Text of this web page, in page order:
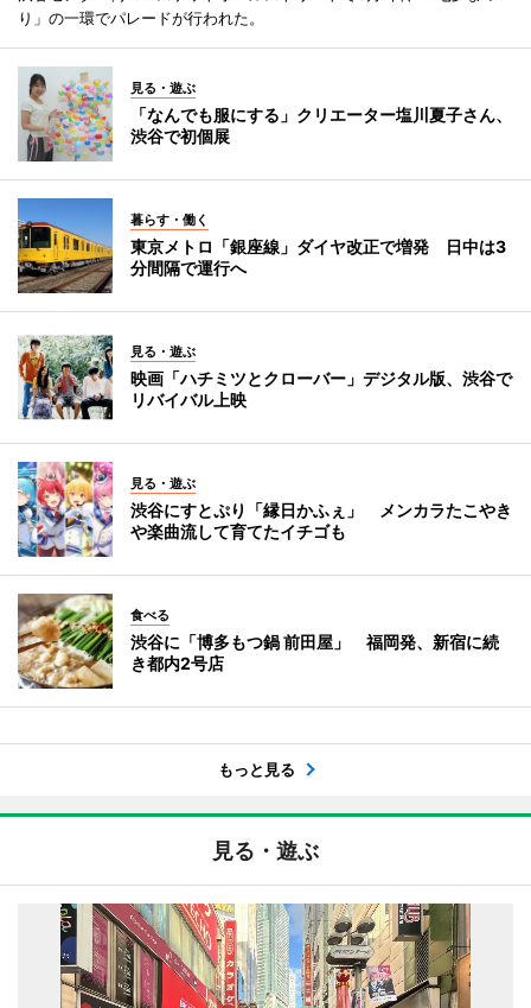
り」の一環でパレードが行われた。
見る・遊ぶ
「なんでも服にする」クリエーター塩川夏子さん、
渋谷で初個展
暮らす・働く
東京メトロ「銀座線」ダイヤ改正で増発 日中は3
分間隔で運行へ
見る・遊ぶ
映画「ハチミツとクローバー」デジタル版、渋谷で
リバイバル上映
見る・遊ぶ
渋谷にすとぷり「縁日かふぇ」 メンカラたこやき
や楽曲流して育てたイチゴも
食べる
渋谷に「博多もつ鍋 前田屋」 福岡発、新宿に続
き都内2号店
もっと見る
見る・遊ぶ